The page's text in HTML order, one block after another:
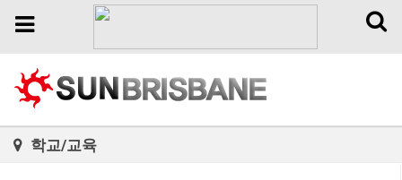
Toggle
Toggle
학교/교육